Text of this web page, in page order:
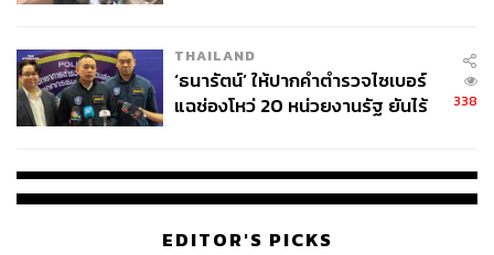
จ่ายหนี้-แอบระบุแบรนด์
THAILAND
‘ธนารัตน์’ ให้ปากคำตำรวจไซเบอร์
แฉช่องโหว่ 20 หน่วยงานรัฐ ยันไร้
338
EDITOR'S PICKS